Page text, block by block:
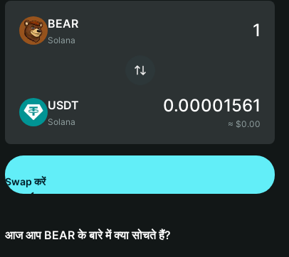
BEAR
Solana
USDT
Solana
0.00001561
≈ $0.00
Swap करें
आज आप BEAR के बारे में क्या सोचते हैं?